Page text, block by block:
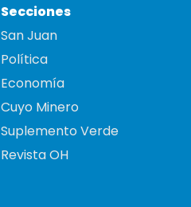
Secciones
San Juan
Política
Economía
Cuyo Minero
Suplemento Verde
Revista OH